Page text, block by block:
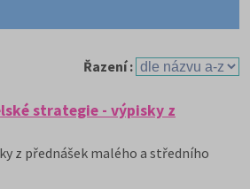
Řazení :
strategie - výpisky z
z přednášek malého a středního